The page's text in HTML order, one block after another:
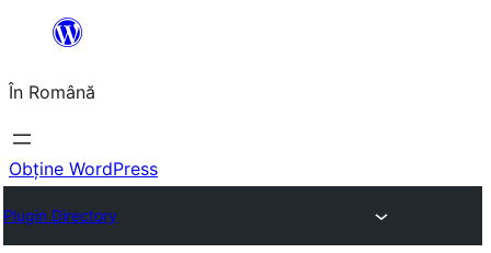
conținut
În Română
Obține WordPress
Plugin Directory